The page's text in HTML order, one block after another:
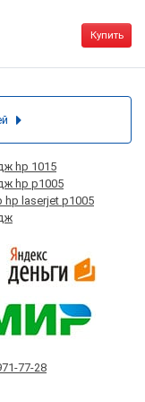
Купить
hp 1015
hp p1005
hp laserjet p1005
77-28